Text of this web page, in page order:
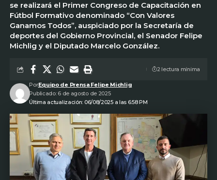
se realizará el Primer Congreso de Capacitación en
Fútbol Formativo denominado “Con Valores
Ganamos Todos”, auspiciado por la Secretaría de
deportes del Gobierno Provincial, el Senador Felipe
Michlig y el Diputado Marcelo González.
Última actualización: 06/08/2025 a las 6:58 PM
PorEquipo de Prensa Felipe Michlig
Publicado: 6 de agosto de 2025
2 lectura mínima